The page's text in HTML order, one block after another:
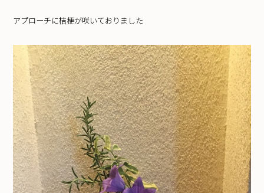
アプローチに桔梗が咲いておりました